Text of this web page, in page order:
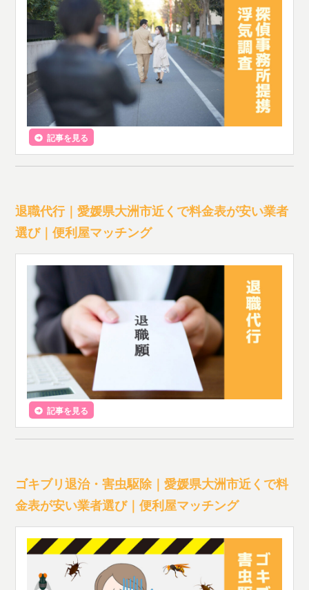
記事を見る
退職代行｜愛媛県大洲市近くで料金表が安い業者
選び｜便利屋マッチング
記事を見る
ゴキブリ退治・害虫駆除｜愛媛県大洲市近くで料
金表が安い業者選び｜便利屋マッチング